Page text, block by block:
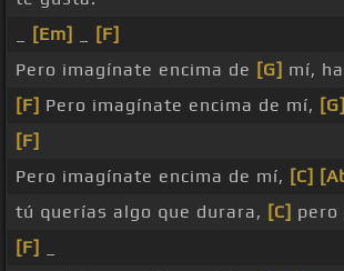
[Em]
[F]
Pero imagínate encima de [G] mí,
[F] Pero imagínate encima de mí, [G]
[F]
Pero imagínate encima de mí, [C]
tú querías algo que durara, [C] pero
[F]